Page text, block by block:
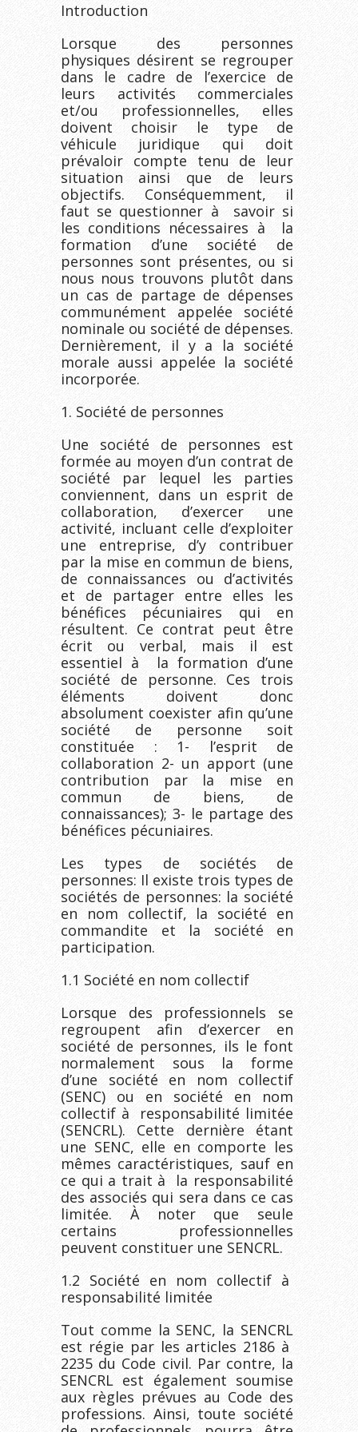
Introduction
Lorsque des personnes
physiques désirent se regrouper
dans le cadre de l’exercice de
leurs activités commerciales
et/ou professionnelles, elles
doivent choisir le type de
véhicule juridique qui doit
prévaloir compte tenu de leur
situation ainsi que de leurs
objectifs. Conséquemment, il
faut se questionner à savoir si
les conditions nécessaires à la
formation d’une société de
personnes sont présentes, ou si
nous nous trouvons plutôt dans
un cas de partage de dépenses
communément appelée société
nominale ou société de dépenses.
Dernièrement, il y a la société
morale aussi appelée la société
incorporée.
1. Société de personnes
Une société de personnes est
formée au moyen d’un contrat de
société par lequel les parties
conviennent, dans un esprit de
collaboration, d’exercer une
activité, incluant celle d’exploiter
une entreprise, d’y contribuer
par la mise en commun de biens,
de connaissances ou d’activités
et de partager entre elles les
bénéfices pécuniaires qui en
résultent. Ce contrat peut être
écrit ou verbal, mais il est
essentiel à la formation d’une
société de personne. Ces trois
éléments doivent donc
absolument coexister afin qu’une
société de personne soit
constituée : 1- l’esprit de
collaboration 2- un apport (une
contribution par la mise en
commun de biens, de
connaissances); 3- le partage des
bénéfices pécuniaires.
Les types de sociétés de
personnes: Il existe trois types de
sociétés de personnes: la société
en nom collectif, la société en
commandite et la société en
participation.
1.1 Société en nom collectif
Lorsque des professionnels se
regroupent afin d’exercer en
société de personnes, ils le font
normalement sous la forme
d’une société en nom collectif
(SENC) ou en société en nom
collectif à responsabilité limitée
(SENCRL). Cette dernière étant
une SENC, elle en comporte les
mêmes caractéristiques, sauf en
ce qui a trait à la responsabilité
des associés qui sera dans ce cas
limitée. À noter que seule
certains professionnelles
peuvent constituer une SENCRL.
1.2 Société en nom collectif à
responsabilité limitée
Tout comme la SENC, la SENCRL
est régie par les articles 2186 à
2235 du Code civil. Par contre, la
SENCRL est également soumise
aux règles prévues au Code des
professions. Ainsi, toute société